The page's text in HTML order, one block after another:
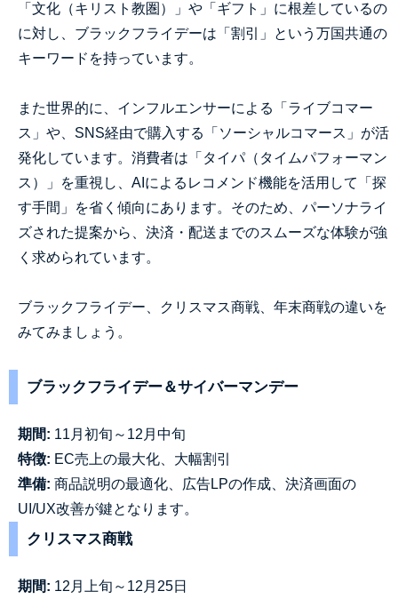
「文化（キリスト教圏）」や「ギフト」に根差しているの
に対し、ブラックフライデーは「割引」という万国共通の
キーワードを持っています。
また世界的に、インフルエンサーによる「ライブコマー
ス」や、 SNS経由で購入する「ソーシャルコマース」が活
発化しています。消費者は「タイパ（タイムパフォーマン
ス）」を重視し、 AI によるレコメンド機能を活用して「探
す手間」を省く傾向にあります。そのため、パーソナライ
ズされた提案から、決済・配送までのスムーズな体験が強
く求められています。
ブラックフライデー、クリスマス商戦、年末商戦の違いを
みてみましょう。
ブラックフライデー＆サイバーマンデー
期間: 11 月初旬～ 12 月中旬
特徴: EC売上の最大化、大幅割引
準備: 商品説明の最適化、広告LPの作成、決済画面の
UI/UX改善が鍵となります。
クリスマス商戦
期間: 12 月上旬～ 12 月 25日